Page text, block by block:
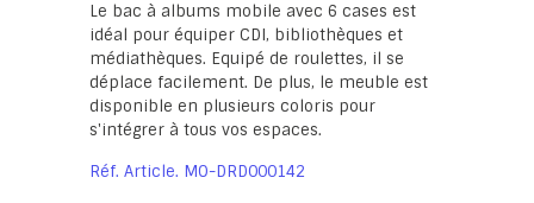
Le bac à albums mobile avec 6 cases est
idéal pour équiper CDI, bibliothèques et
médiathèques. Equipé de roulettes, il se
déplace facilement. De plus, le meuble est
disponible en plusieurs coloris pour
s'intégrer à tous vos espaces.
Réf. Article MO-DRD000142